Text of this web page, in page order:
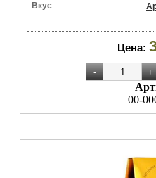
Вкус
Цена:
00-